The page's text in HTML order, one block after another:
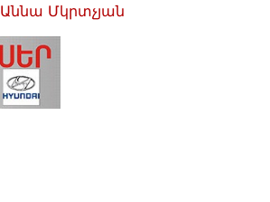
Աննա Մկրտչյան